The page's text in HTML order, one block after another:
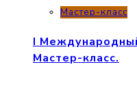
Мастер-класс
I
Мастер-класс.